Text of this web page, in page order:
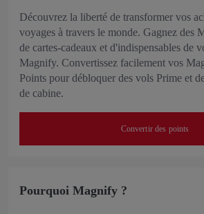
Découvrez la liberté de transformer vos
voyages à travers le monde. Gagnez des
de cartes-cadeaux et d'indispensables de
Magnify. Convertissez facilement vos
Points pour débloquer des vols Prime et
de cabine.
Convertir des points
Pourquoi Magnify ?